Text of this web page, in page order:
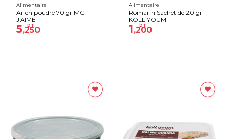
Alimentaire
Ail en poudre 70 gr MG
J'AIME
5,250
DT
Alimentaire
Romarin Sachet de 20 gr
KOLL YOUM
1,200
DT